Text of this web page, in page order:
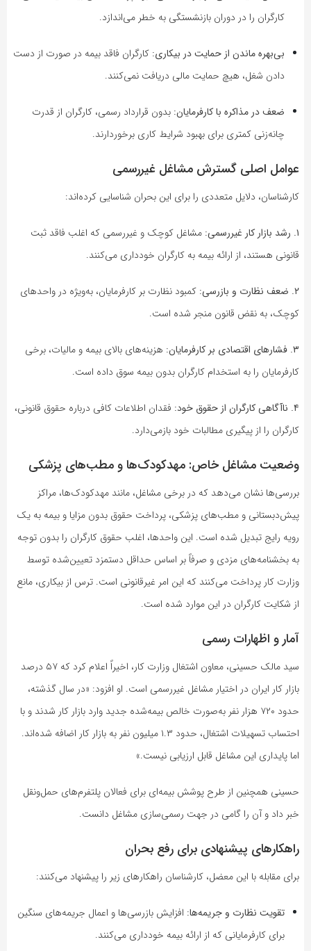
کارگران را در دوران بازنشستگی به خطر می‌اندازد.
بی‌بهره ماندن از حمایت در بیکاری: کارگران فاقد بیمه در صورت از دست
دادن شغل، هیچ حمایت مالی دریافت نمی‌کنند.
ضعف در مذاکره با کارفرمایان: بدون قرارداد رسمی، کارگران از قدرت
چانه‌زنی کمتری برای بهبود شرایط کاری برخوردارند.
عوامل اصلی گسترش مشاغل غیررسمی
کارشناسان، دلایل متعددی را برای این بحران شناسایی کرده‌اند:
۱. رشد بازار کار غیررسمی:
مشاغل کوچک و غیررسمی که اغلب فاقد ثبت
قانونی هستند، از ارائه بیمه به کارگران خودداری می‌کنند.
۲. ضعف نظارت و بازرسی:
کمبود نظارت بر کارفرمایان، به‌ویژه در واحدهای
کوچک، به نقض قانون منجر شده است.
۳. فشارهای اقتصادی بر کارفرمایان:
هزینه‌های بالای بیمه و مالیات، برخی
کارفرمایان را به استخدام کارگران بدون بیمه سوق داده است.
۴. ناآگاهی کارگران از حقوق خود:
فقدان اطلاعات کافی درباره حقوق قانونی،
کارگران را از پیگیری مطالبات خود بازمی‌دارد.
وضعیت مشاغل خاص: مهدکودک‌ها و مطب‌های پزشکی
بررسی‌ها نشان می‌دهد که در برخی مشاغل، مانند مهدکودک‌ها، مراکز
پیش‌دبستانی و مطب‌های پزشکی، پرداخت حقوق بدون مزایا و بیمه به یک
رویه رایج تبدیل شده است. این واحدها، اغلب حقوق کارگران را بدون توجه
به بخشنامه‌های مزدی و صرفاً بر اساس حداقل دستمزد تعیین‌شده توسط
وزارت کار پرداخت می‌کنند که این امر غیرقانونی است. ترس از بیکاری، مانع
از شکایت کارگران در این موارد شده است.
آمار و اظهارات رسمی
سید مالک حسینی، معاون اشتغال وزارت کار، اخیراً اعلام کرد که ۵۷ درصد
بازار کار ایران در اختیار مشاغل غیررسمی است. او افزود: «در سال گذشته،
حدود ۷۲۰ هزار نفر به‌صورت خالص بیمه‌شده جدید وارد بازار کار شدند و با
احتساب تسهیلات اشتغال، حدود ۱.۳ میلیون نفر به بازار کار اضافه شده‌اند.
اما پایداری این مشاغل قابل ارزیابی نیست.»
حسینی همچنین از طرح پوشش بیمه‌ای برای فعالان پلتفرم‌های حمل‌ونقل
خبر داد و آن را گامی در جهت رسمی‌سازی مشاغل دانست.
راهکارهای پیشنهادی برای رفع بحران
برای مقابله با این معضل، کارشناسان راهکارهای زیر را پیشنهاد می‌کنند:
تقویت نظارت و جریمه‌ها: افزایش بازرسی‌ها و اعمال جریمه‌های سنگین
برای کارفرمایانی که از ارائه بیمه خودداری می‌کنند.